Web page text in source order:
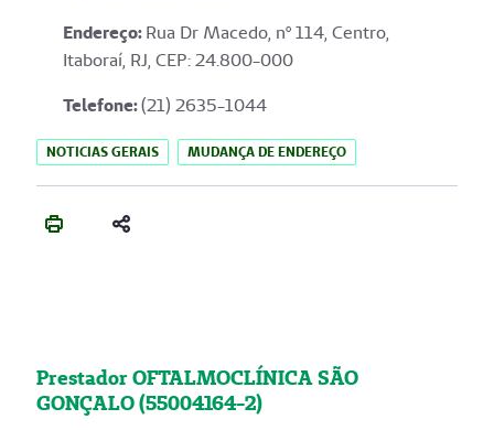
Endereço:Rua Dr Macedo, nº 114, Centro,
Itaboraí, RJ, CEP: 24.800-000
Telefone:(21) 2635-1044
NOTICIAS GERAIS MUDANÇA DE ENDEREÇO
Prestador OFTALMOCLÍNICA SÃO
GONÇALO (55004164-2)